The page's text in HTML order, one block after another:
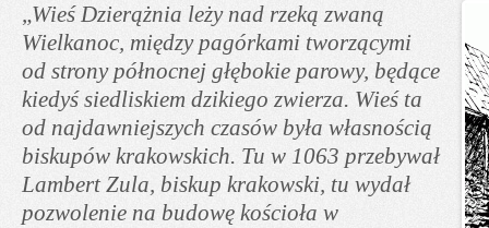
„Wieś Dzierążnia leży nad rzeką zwaną
Wielkanoc, między pagórkami tworzącymi
od strony północnej głębokie parowy, będące
kiedyś siedliskiem dzikiego zwierza. Wieś ta
od najdawniejszych czasów była własnością
biskupów krakowskich. Tu w 1063 przebywał
Lambert Zula, biskup krakowski, tu wydał
pozwolenie na budowę kościoła w